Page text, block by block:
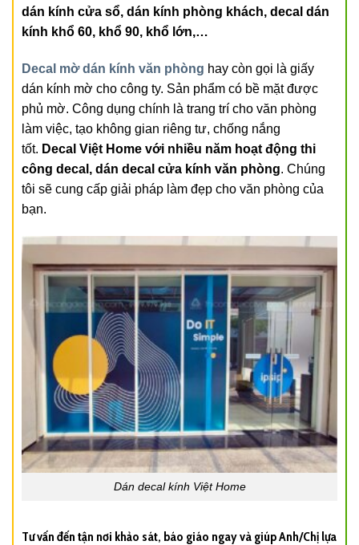
dán kính cửa sổ, dán kính phòng khách, decal dán
kính khổ 60, khổ 90, khổ lớn,…
Decal mờ dán kính văn phòng hay còn gọi là giấy
dán kính mờ cho công ty. Sản phẩm có bề mặt được
phủ mờ. Công dụng chính là trang trí cho văn phòng
làm việc, tạo không gian riêng tư, chống nắng
tốt. Decal Việt Home với nhiều năm hoạt động thi
công decal, dán decal cửa kính văn phòng. Chúng
tôi sẽ cung cấp giải pháp làm đẹp cho văn phòng của
bạn.
Dán decal kính Việt Home
Tư vấn đến tận nơi khảo sát, báo giáo ngay và giúp Anh/Chị lựa